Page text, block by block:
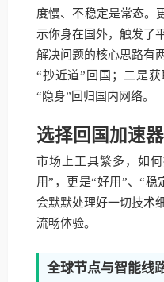
度慢、不稳定是常态。
示你身在国外，触发了
解决问题的核心思路有
“抄近道”回国；二是
“隐身”回归国内网络。
选择回国加速
市场上工具繁多，如
用”，更是“好用”、“稳
会默默处理好一切技术
流畅体验。
全球节点与智能线